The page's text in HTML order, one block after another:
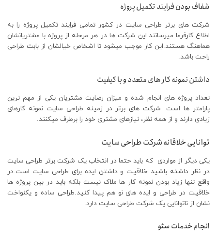
شفاف بودن فرایند تکمیل پروژه
شرکت های برتر طراحی سایت در کشور تمامی فرایند تکمیل پروژه را به
اطلاع کارفرما میرسانند.این شرکت ها در هر مرحله از پروژه با مشتریانشان
هماهنگ هستند.این کار موجب میشود تا اشخاص خیالشان از بابت طراحی
راحت باشد.
داشتن نمونه کار های متعدد و با کیفیت
تعداد پروژه های انجام شده و میزان رضایت مشتریان یکی از مهم ترین
پارامتر ها است. شرکت های برتر در زمینه طراحی سایت نمونه کارهای
زیادی دارند و از همه نظر، نیازهای مشتری خود را برطرف میکنند.
توانایی خلاقانه شرکت طراحی سایت
یکی دیگر از مواردی که باید حتما در انتخاب یک شرکت برتر طراحی سایت
در نظر داشته باشید خلاقیت و داشتن ایده برای طراحی سایت است.در
واقع تنها زیاد بودن نمونه کار ها ملاک نیست بلکه باید در بین پروژه ها
خلاقیت در طراحی و ایده های نو هم پیدا کنید.طراحی ساده و یکنواخت
نشان از ناتوانایی یک شرکت طراحی سایت دارد.
انجام خدمات سئو